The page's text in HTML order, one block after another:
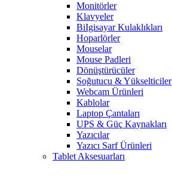
Monitörler
Klavyeler
BiIgisayar Kulaklıkları
Hoparlörler
Mouselar
Mouse Padleri
Dönüştürücüler
Soğutucu & Yükselticiler
Webcam Ürünleri
Kablolar
Laptop Çantaları
UPS & Güç Kaynakları
Yazıcılar
Yazıcı Sarf Ürünleri
Tablet Aksesuarları